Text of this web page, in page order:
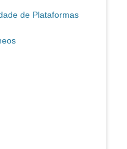
de Plataformas